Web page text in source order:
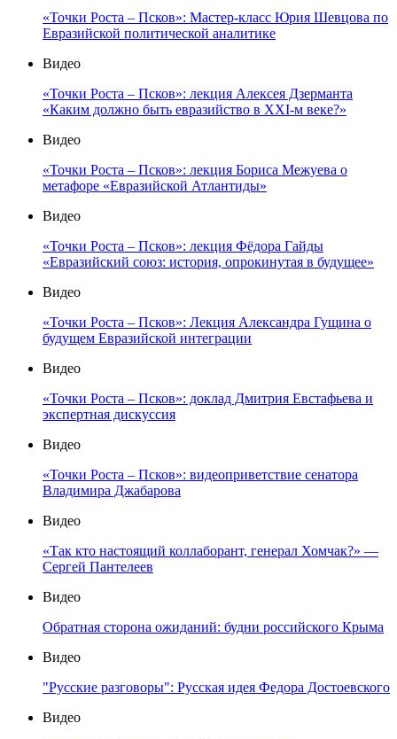
«Точки Роста – Псков»: Мастер-класс Юрия Шевцова по
Евразийской политической аналитике
Видео
«Точки Роста – Псков»: лекция Алексея Дзерманта
«Каким должно быть евразийство в XXI-м веке?»
Видео
«Точки Роста – Псков»: лекция Бориса Межуева о
метафоре «Евразийской Атлантиды»
Видео
«Точки Роста – Псков»: лекция Фёдора Гайды
«Евразийский союз: история, опрокинутая в будущее»
Видео
«Точки Роста – Псков»: Лекция Александра Гущина о
будущем Евразийской интеграции
Видео
«Точки Роста – Псков»: доклад Дмитрия Евстафьева и
экспертная дискуссия
Видео
«Точки Роста – Псков»: видеоприветствие сенатора
Владимира Джабарова
Видео
«Так кто настоящий коллаборант, генерал Хомчак?» —
Сергей Пантелеев
Видео
Обратная сторона ожиданий: будни российского Крыма
Видео
"Русские разговоры": Русская идея Федора Достоевского
Видео